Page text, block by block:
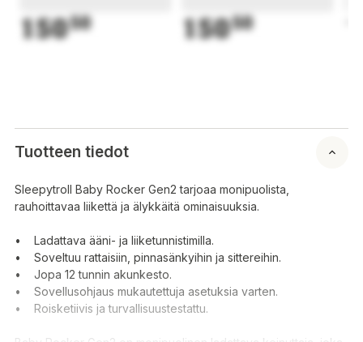
15050 15050
Tuotteen tiedot
Sleepytroll Baby Rocker Gen2 tarjoaa monipuolista,
rauhoittavaa liikettä ja älykkäitä ominaisuuksia.
• Ladattava ääni- ja liiketunnistimilla.
• Soveltuu rattaisiin, pinnasänkyihin ja sittereihin.
• Jopa 12 tunnin akunkesto.
• Sovellusohjaus mukautettuja asetuksia varten.
• Roisketiivis ja turvallisuustestattu.